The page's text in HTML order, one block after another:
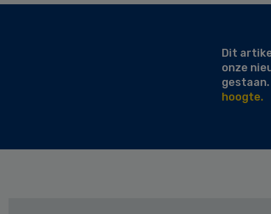
Dit
onze
gestaan.
hoogte.